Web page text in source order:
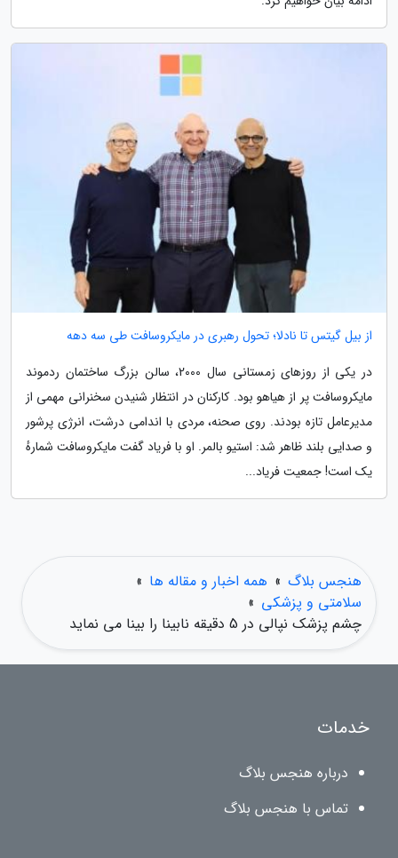
از بیل گیتس تا نادلا؛ تحول رهبری در مایکروسافت طی سه دهه
در یکی از روزهای زمستانی سال 2000، سالن بزرگ ساختمان ردموند
مایکروسافت پر از هیاهو بود. کارکنان در انتظار شنیدن سخنرانی مهمی از
مدیرعامل تازه بودند. روی صحنه، مردی با اندامی درشت، انرژی پرشور
و صدایی بلند ظاهر شد: استیو بالمر. او با فریاد گفت مایکروسافت شمارهٔ
یک است! جمعیت فریاد...
هنجس بلاگ » همه اخبار و مقاله ها »
سلامتی و پزشکی »
چشم پزشک نپالی در 5 دقیقه نابینا را بینا می نماید
خدمات
درباره هنجس بلاگ
تماس با هنجس بلاگ